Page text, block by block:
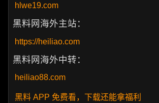
hlwe19.com
黑料网海外主站：
https://heiliao.com
黑料网海外中转：
heiliao88.com
黑料 APP 免费看，下载还能拿福利